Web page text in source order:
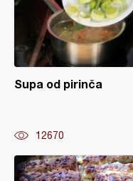
Supa od pirinča
12670